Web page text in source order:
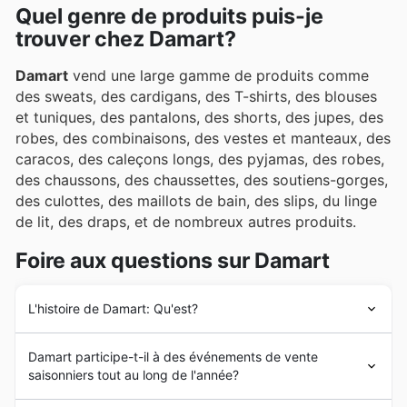
Quel genre de produits puis-je
trouver chez Damart?
Damart vend une large gamme de produits comme
des sweats, des cardigans, des T-shirts, des blouses
et tuniques, des pantalons, des shorts, des jupes, des
robes, des combinaisons, des vestes et manteaux, des
caracos, des caleçons longs, des pyjamas, des robes,
des chaussons, des chaussettes, des soutiens-gorges,
des culottes, des maillots de bain, des slips, du linge
de lit, des draps, et de nombreux autres produits.
Foire aux questions sur Damart
L'histoire de Damart: Qu'est?
Despature. A ses débuts,Damartse focalisait sur la
fabrication de vêtements thermiques avec du
thermolactyl. Au fil des années, l’entreprise connait une
Damart participe-t-il à des événements de vente
saisonniers tout au long de l'année?